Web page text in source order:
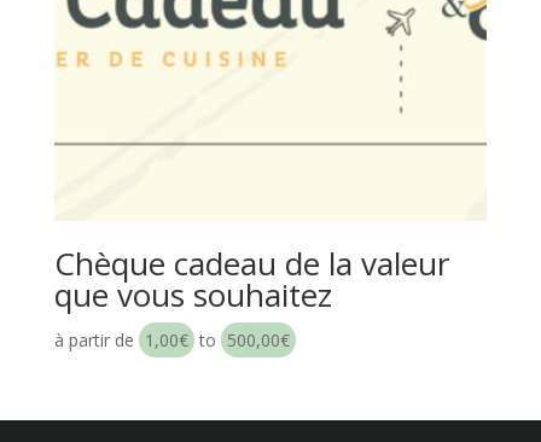
Chèque cadeau de la valeur
que vous souhaitez
à partir de 1,00€ to 500,00€